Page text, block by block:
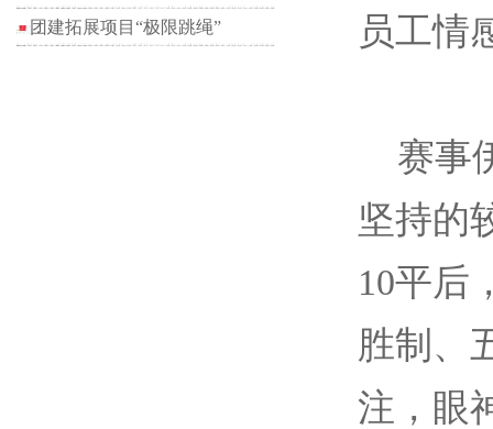
团建拓展项目“极限跳绳”
员工情
赛事
坚持的
10平后
胜制、
注，眼